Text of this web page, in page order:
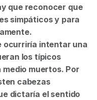
que reconocer que
simpáticos y para
ocurriría intentar una
los típicos
muertos. Por
cabezas
dictaría el sentido